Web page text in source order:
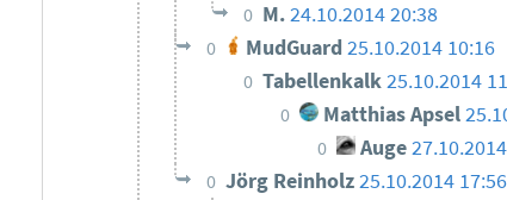
0 M.24.10.2014 20:38
0 MudGuard 25.10.2014 10:16
0 Tabellenkalk25.10.2014
0 Matthias Apsel
0 Auge
0 Jörg Reinholz25.10.2014 17:56